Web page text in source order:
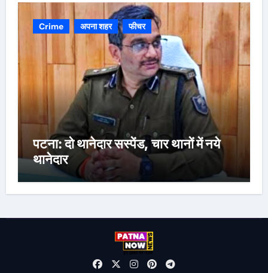
Crime अपना शहर फीचर
पटना: दो थानेदार सस्पेंड, चार थानों में नये
थानेदार